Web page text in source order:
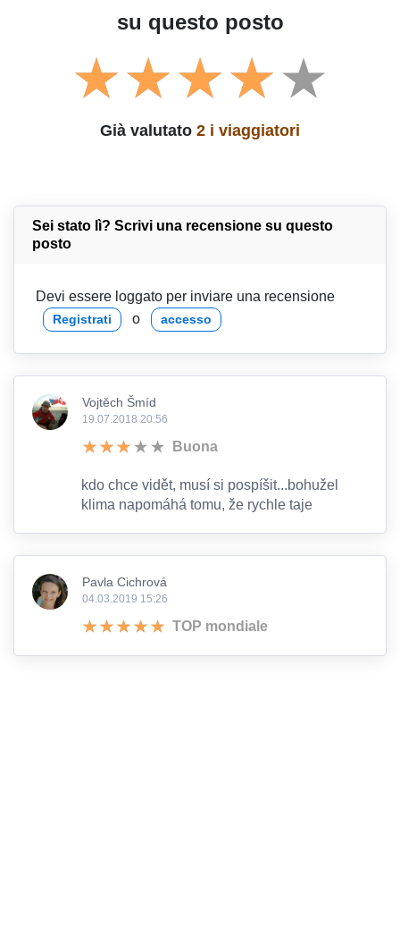
su questo posto
Già valutato 2 i viaggiatori
Sei stato lì? Scrivi una recensione su questo
posto
Devi essere loggato per inviare una recensione
Registrati o accesso
Vojtěch Šmíd
19.07.2018 20:56
Buona
kdo chce vidět, musí si pospíšit...bohužel
klima napomáhá tomu, že rychle taje
Pavla Cichrová
04.03.2019 15:26
TOP mondiale